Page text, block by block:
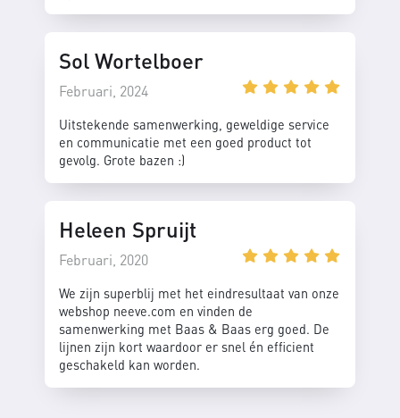
Sol Wortelboer
Februari, 2024
Uitstekende samenwerking, geweldige service
en communicatie met een goed product tot
gevolg. Grote bazen :)
Heleen Spruijt
Februari, 2020
We zijn superblij met het eindresultaat van onze
webshop neeve.com en vinden de
samenwerking met Baas & Baas erg goed. De
lijnen zijn kort waardoor er snel én efficient
geschakeld kan worden.